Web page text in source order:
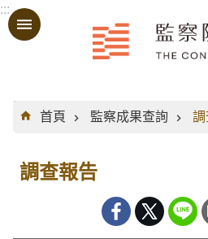
跳到主要內容區塊
:::
:::
首頁
監察成果查詢 調
調查報告